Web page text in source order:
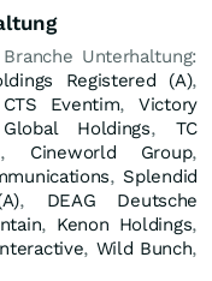
Unterhaltung:
Registered (A),
CTS Eventim,Victory
Holdings, TC
, Cineworld Group,
, Splendid
, DEAG Deutsche
, Kenon Holdings,
, Wild Bunch,